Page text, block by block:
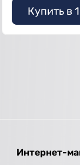
Купить в
Интернет-